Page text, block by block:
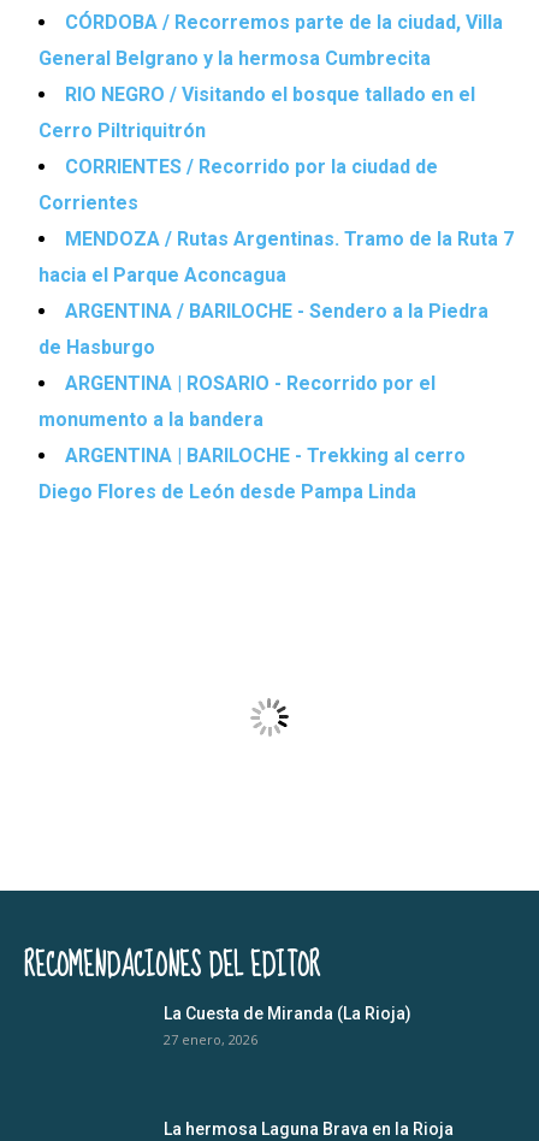
CÓRDOBA / Recorremos parte de la ciudad, Villa
General Belgrano y la hermosa Cumbrecita
RIO NEGRO / Visitando el bosque tallado en el
Cerro Piltriquitrón
CORRIENTES / Recorrido por la ciudad de
Corrientes
MENDOZA / Rutas Argentinas. Tramo de la Ruta 7
hacia el Parque Aconcagua
ARGENTINA / BARILOCHE - Sendero a la Piedra
de Hasburgo
ARGENTINA | ROSARIO - Recorrido por el
monumento a la bandera
ARGENTINA | BARILOCHE - Trekking al cerro
Diego Flores de León desde Pampa Linda
RECOMENDACIONES DEL EDITOR
La Cuesta de Miranda (La Rioja)
27 enero, 2026
La hermosa Laguna Brava en la Rioja